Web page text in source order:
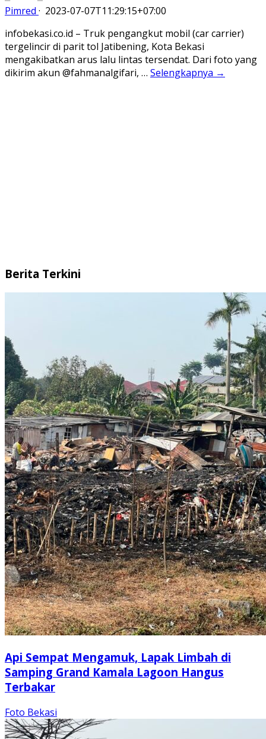
Pimred · 2023-07-07T11:29:15+07:00
infobekasi.co.id – Truk pengangkut mobil (car carrier)
tergelincir di parit tol Jatibening, Kota Bekasi
mengakibatkan arus lalu lintas tersendat. Dari foto yang
dikirim akun @fahmanalgifari, … Selengkapnya →
Berita Terkini
Api Sempat Mengamuk, Lapak Limbah di
Samping Grand Kamala Lagoon Hangus
Terbakar
Foto Bekasi